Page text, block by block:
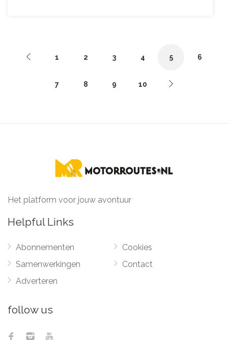
1 2 3 4 5 6
7 8 9 10
Het platform voor jouw avontuur
Helpful Links
Abonnementen
Samenwerkingen
Adverteren
Cookies
Contact
follow us